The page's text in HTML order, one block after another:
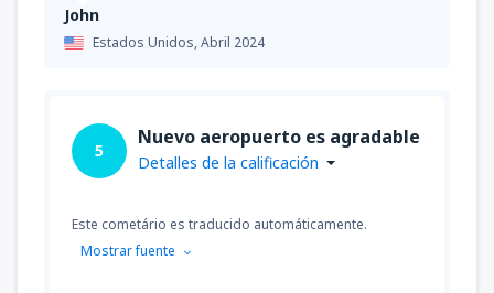
John
Estados Unidos,Abril 2024
5
Nuevo aeropuerto es agradable
Detalles de la calificación
Este cometário es traducido automáticamente.
Mostrar fuente